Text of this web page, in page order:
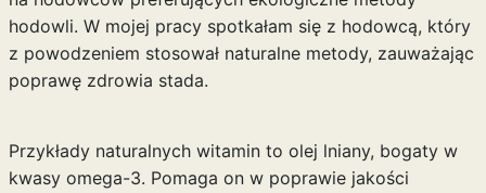
hodowli. W mojej pracy spotkałam się z hodowcą, który
z powodzeniem stosował naturalne metody, zauważając
poprawę zdrowia stada.
Przykłady naturalnych witamin to olej lniany, bogaty w
kwasy omega-3. Pomaga on w poprawie jakości